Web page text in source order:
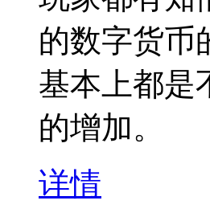
的数字货币
基本上都是
的增加。
详情